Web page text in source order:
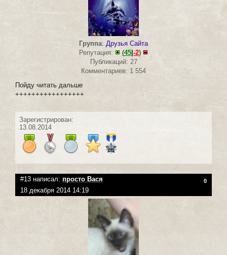
Группа: Друзья Сайта
Репутация:
(45 -2)
Публикаций: 27
Комментариев: 1 554
Пойду читать дальше
+++++++++++++++++
Зарегистрирован:
13.08.2014
#13 написал: просто Вася 0
18 декабря 2014 14:19